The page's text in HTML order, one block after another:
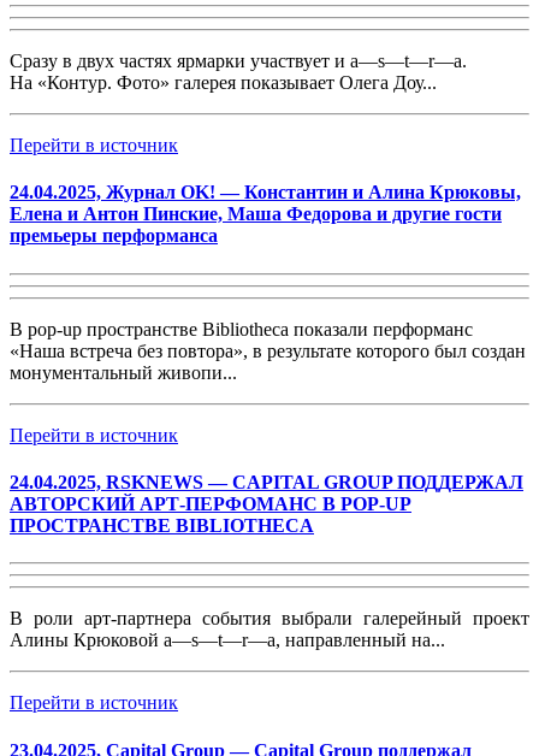
Сразу в двух частях ярмарки участвует и a—s—t—r—a.
На «Контур. Фото» галерея показывает Олега Доу...
Перейти в источник
24.04.2025, Журнал OK! — Константин и Алина Крюковы,
Елена и Антон Пинские, Маша Федорова и другие гости
премьеры перформанса
В pop-up пространстве Bibliotheca показали перформанс
«Наша встреча без повтора», в результате которого был создан
монументальный живопи...
Перейти в источник
24.04.2025, RSKNEWS — CAPITAL GROUP ПОДДЕРЖАЛ
АВТОРСКИЙ АРТ-ПЕРФОМАНС В POP-UP
ПРОСТРАНСТВЕ BIBLIOTHECA
В роли арт-партнера события выбрали галерейный проект
Алины Крюковой a—s—t—r—a, направленный на...
Перейти в источник
23.04.2025, Capital Group — Capital Group поддержал